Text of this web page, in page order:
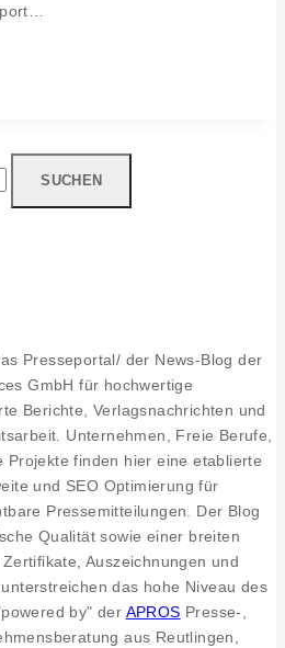
Presseportal/ der News-Blog der
GmbH für hochwertige
Berichte, Verlagsnachrichten und
Unternehmen, Freie Berufe,
Projekte finden hier eine etablierte
und SEO Optimierung für
Pressemitteilungen. Der Blog
Qualität sowie einer breiten
Auszeichnungen und
das hohe Niveau des
by" der APROS Presse-,
aus Reutlingen,